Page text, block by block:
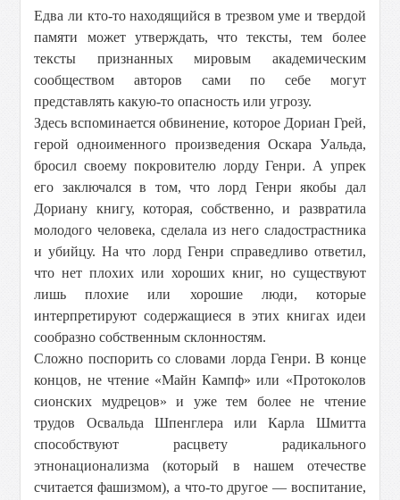
Едва ли кто-то находящийся в трезвом уме и твердой
памяти может утверждать, что тексты, тем более
тексты признанных мировым академическим
сообществом авторов сами по себе могут
представлять какую-то опасность или угрозу.
Здесь вспоминается обвинение, которое Дориан Грей,
герой одноименного произведения Оскара Уальда,
бросил своему покровителю лорду Генри. А упрек
его заключался в том, что лорд Генри якобы дал
Дориану книгу, которая, собственно, и развратила
молодого человека, сделала из него сладострастника
и убийцу. На что лорд Генри справедливо ответил,
что нет плохих или хороших книг, но существуют
лишь плохие или хорошие люди, которые
интерпретируют содержащиеся в этих книгах идеи
сообразно собственным склонностям.
Сложно поспорить со словами лорда Генри. В конце
концов, не чтение «Майн Кампф» или «Протоколов
сионских мудрецов» и уже тем более не чтение
трудов Освальда Шпенглера или Карла Шмитта
способствуют расцвету радикального
этнонационализма (который в нашем отечестве
считается фашизмом), а что-то другое — воспитание,